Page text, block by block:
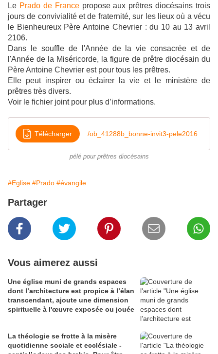
Le Prado de Francepropose aux prêtres diocésains trois
jours de convivialité et de fraternité, sur les lieux où a vécu
le Bienheureux Père Antoine Chevrier : du 10 au 13 avril
2106.
Dans le souffle de l'Année de la vie consacrée et de
l'Année de la Miséricorde, la figure de prêtre diocésain du
Père Antoine Chevrier est pour tous les prêtres.
Elle peut inspirer ou éclairer la vie et le ministère de
prêtres très divers.
Voir le fichier joint pour plus d’informations.
Télécharger /ob_41288b_bonne-invit3-pele2016
pélé pour prêtres diocésains
#Eglise #Prado #évangile
Partager
Vous aimerez aussi
Une église muni de grands espaces
dont l’architecture est propice à l’élan
transcendant, ajoute une dimension
spirituelle à l'œuvre exposée ou jouée
La théologie se frotte à la misère
quotidienne sociale et ecclésiale -